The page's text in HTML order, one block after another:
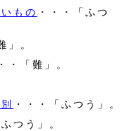
もの ・・・「ふつ
」。
・「難」。
・・・「ふつう」。
つう」。